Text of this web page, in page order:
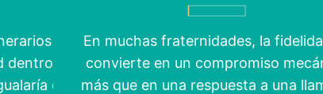
y
dentro de la
en
En muchas fraternidades, la
convierte en un compromiso
más que en una respuesta a una